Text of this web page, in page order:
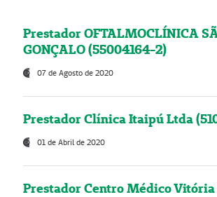
Prestador OFTALMOCLÍNICA
GONÇALO (55004164-2)
07 de Agosto de 2020
Prestador Clínica Itaipú Ltda
01 de Abril de 2020
Prestador Centro Médico Vitória